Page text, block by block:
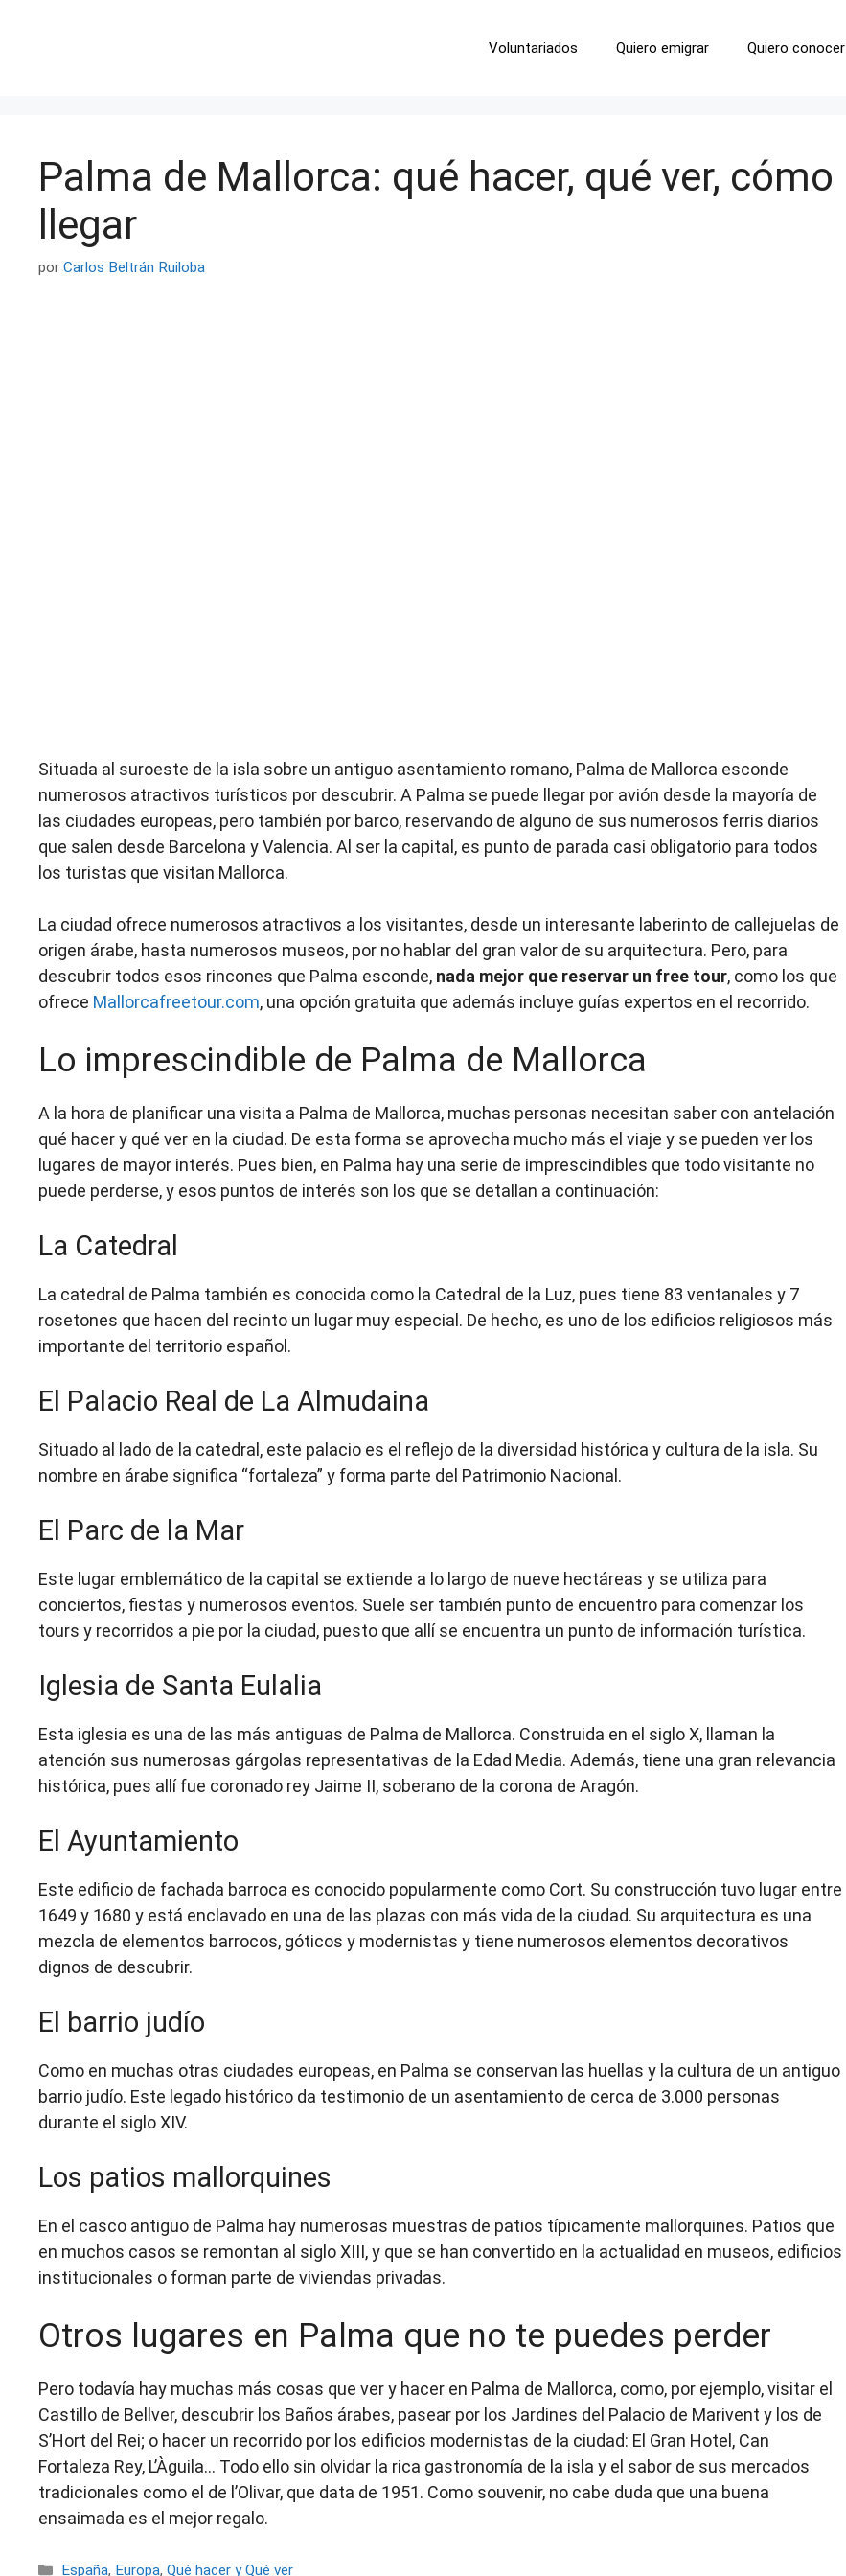
Voluntariados Quiero emigrar Quiero conocer
Palma de Mallorca: qué hacer, qué ver, cómo
llegar
por Carlos Beltrán Ruiloba
Situada al suroeste de la isla sobre un antiguo asentamiento romano, Palma de Mallorca esconde
numerosos atractivos turísticos por descubrir. A Palma se puede llegar por avión desde la mayoría de
las ciudades europeas, pero también por barco, reservando de alguno de sus numerosos ferris diarios
que salen desde Barcelona y Valencia. Al ser la capital, es punto de parada casi obligatorio para todos
los turistas que visitan Mallorca.
La ciudad ofrece numerosos atractivos a los visitantes, desde un interesante laberinto de callejuelas de
origen árabe, hasta numerosos museos, por no hablar del gran valor de su arquitectura. Pero, para
descubrir todos esos rincones que Palma esconde, nada mejor que reservar un free tour, como los que
ofrece Mallorcafreetour.com, una opción gratuita que además incluye guías expertos en el recorrido.
Lo imprescindible de Palma de Mallorca
A la hora de planificar una visita a Palma de Mallorca, muchas personas necesitan saber con antelación
qué hacer y qué ver en la ciudad. De esta forma se aprovecha mucho más el viaje y se pueden ver los
lugares de mayor interés. Pues bien, en Palma hay una serie de imprescindibles que todo visitante no
puede perderse, y esos puntos de interés son los que se detallan a continuación:
La Catedral
La catedral de Palma también es conocida como la Catedral de la Luz, pues tiene 83 ventanales y 7
rosetones que hacen del recinto un lugar muy especial. De hecho, es uno de los edificios religiosos más
importante del territorio español.
El Palacio Real de La Almudaina
Situado al lado de la catedral, este palacio es el reflejo de la diversidad histórica y cultura de la isla. Su
nombre en árabe significa “fortaleza” y forma parte del Patrimonio Nacional.
El Parc de la Mar
Este lugar emblemático de la capital se extiende a lo largo de nueve hectáreas y se utiliza para
conciertos, fiestas y numerosos eventos. Suele ser también punto de encuentro para comenzar los
tours y recorridos a pie por la ciudad, puesto que allí se encuentra un punto de información turística.
Iglesia de Santa Eulalia
Esta iglesia es una de las más antiguas de Palma de Mallorca. Construida en el siglo X, llaman la
atención sus numerosas gárgolas representativas de la Edad Media. Además, tiene una gran relevancia
histórica, pues allí fue coronado rey Jaime II, soberano de la corona de Aragón.
El Ayuntamiento
Este edificio de fachada barroca es conocido popularmente como Cort. Su construcción tuvo lugar entre
1649 y 1680 y está enclavado en una de las plazas con más vida de la ciudad. Su arquitectura es una
mezcla de elementos barrocos, góticos y modernistas y tiene numerosos elementos decorativos
dignos de descubrir.
El barrio judío
Como en muchas otras ciudades europeas, en Palma se conservan las huellas y la cultura de un antiguo
barrio judío. Este legado histórico da testimonio de un asentamiento de cerca de 3.000 personas
durante el siglo XIV.
Los patios mallorquines
En el casco antiguo de Palma hay numerosas muestras de patios típicamente mallorquines. Patios que
en muchos casos se remontan al siglo XIII, y que se han convertido en la actualidad en museos, edificios
institucionales o forman parte de viviendas privadas.
Otros lugares en Palma que no te puedes perder
Pero todavía hay muchas más cosas que ver y hacer en Palma de Mallorca, como, por ejemplo, visitar el
Castillo de Bellver, descubrir los Baños árabes, pasear por los Jardines del Palacio de Marivent y los de
S’Hort del Rei; o hacer un recorrido por los edificios modernistas de la ciudad: El Gran Hotel, Can
Fortaleza Rey, L’Àguila… Todo ello sin olvidar la rica gastronomía de la isla y el sabor de sus mercados
tradicionales como el de l’Olivar, que data de 1951. Como souvenir, no cabe duda que una buena
ensaimada es el mejor regalo.
Categorías
España, Europa,Qué hacer y Qué ver